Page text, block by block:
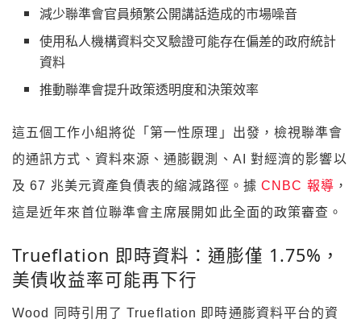
減少聯準會官員頻繁公開講話造成的市場噪音
使用私人機構資料交叉驗證可能存在偏差的政府統計
資料
推動聯準會提升政策透明度和決策效率
這五個工作小組將從「第一性原理」出發，檢視聯準會
的通訊方式、資料來源、通膨觀測、AI 對經濟的影響以
及 67 兆美元資產負債表的縮減路徑。據CNBC 報導 ，
這是近年來首位聯準會主席展開如此全面的政策審查。
Trueflation 即時資料：通膨僅 1.75%，
美債收益率可能再下行
Wood 同時引用了 Trueflation 即時通膨資料平台的資